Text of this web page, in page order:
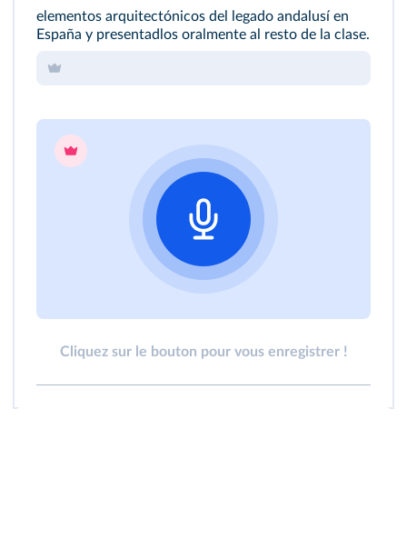
elementos arquitectónicos del legado andalusí en
España y presentadlos oralmente al resto de la clase.
Cliquez sur le bouton pour vous enregistrer !